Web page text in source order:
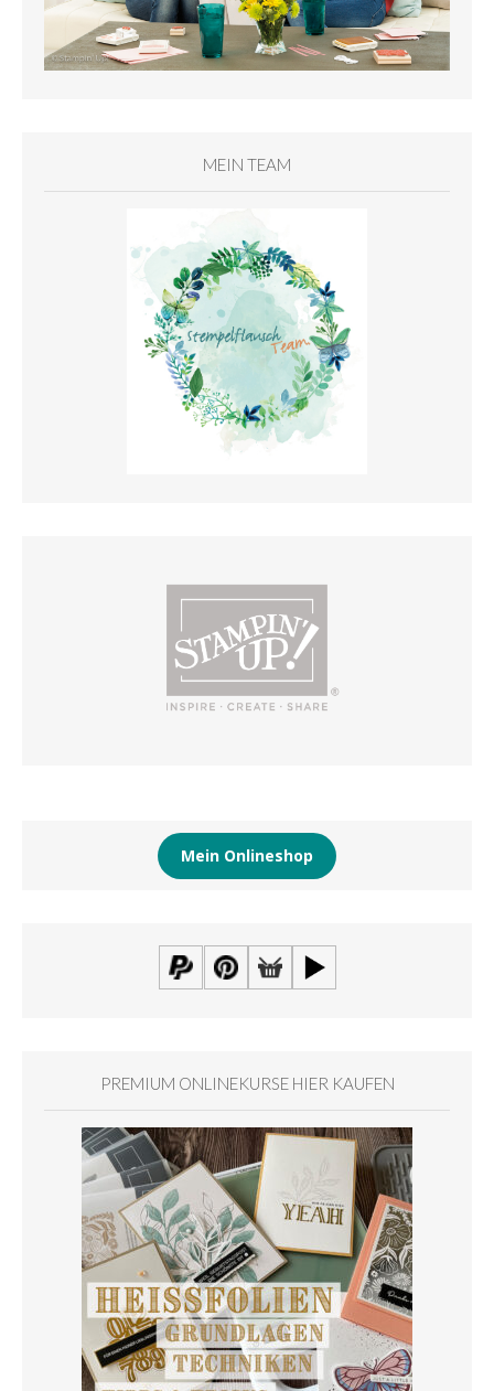
MEIN TEAM
Mein Onlineshop
PREMIUM ONLINEKURSE HIER KAUFEN